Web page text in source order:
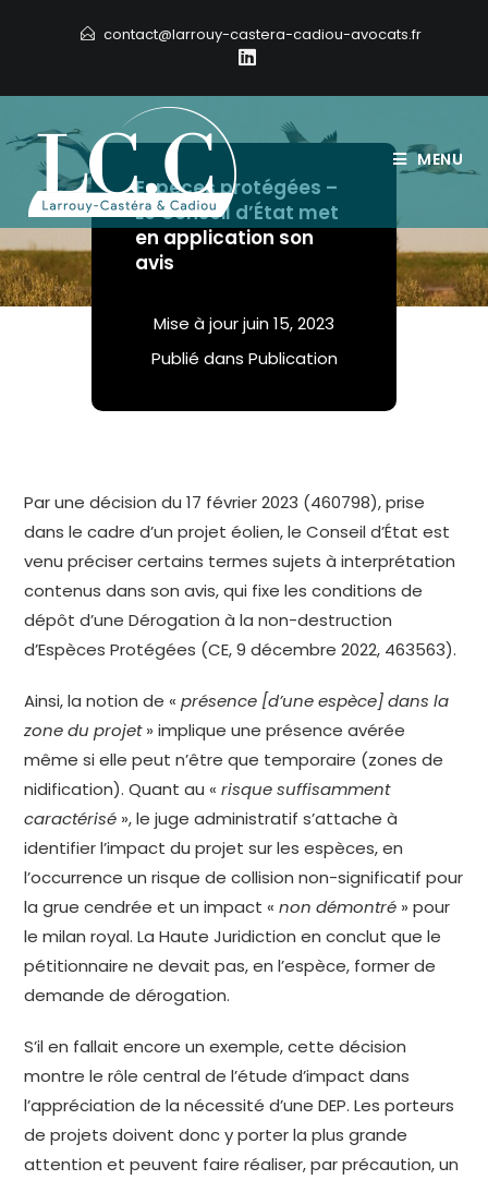
contact@larrouy-castera-cadiou-avocats.fr
MENU
Espèces protégées –
Le Conseil d’État met
en application son
avis
Mise à jourjuin 15, 2023
Publié dans Publication
Par une décision du 17 février 2023 (460798), prise
dans le cadre d’un projet éolien, le Conseil d’État est
venu préciser certains termes sujets à interprétation
contenus dans son avis, qui fixe les conditions de
dépôt d’une Dérogation à la non-destruction
d’Espèces Protégées (CE, 9 décembre 2022, 463563).
Ainsi, la notion de «présence [d’une espèce] dans la
zone du projet» implique une présence avérée
même si elle peut n’être que temporaire (zones de
nidification). Quant au «risque suffisamment
caractérisé », le juge administratif s’attache à
identifier l’impact du projet sur les espèces, en
l’occurrence un risque de collision non-significatif pour
la grue cendrée et un impact «non démontré » pour
le milan royal. La Haute Juridiction en conclut que le
pétitionnaire ne devait pas, en l’espèce, former de
demande de dérogation.
S’il en fallait encore un exemple, cette décision
montre le rôle central de l’étude d’impact dans
l’appréciation de la nécessité d’une DEP. Les porteurs
de projets doivent donc y porter la plus grande
attention et peuvent faire réaliser, par précaution, un